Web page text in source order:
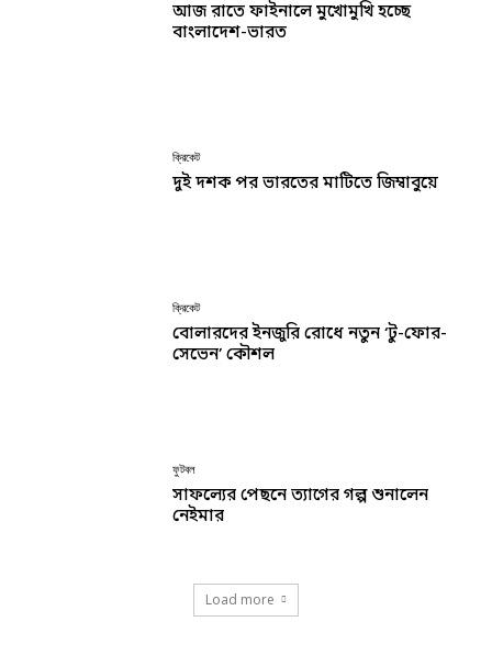
আজ রাতে ফাইনালে মুখোমুখি হচ্ছে
বাংলাদেশ-ভারত
ক্রিকেট
দুই দশক পর ভারতের মাটিতে জিম্বাবুয়ে
ক্রিকেট
বোলারদের ইনজুরি রোধে নতুন ‘টু-ফোর-
সেভেন’ কৌশল
ফুটবল
সাফল্যের পেছনে ত্যাগের গল্প শুনালেন
নেইমার
Load more